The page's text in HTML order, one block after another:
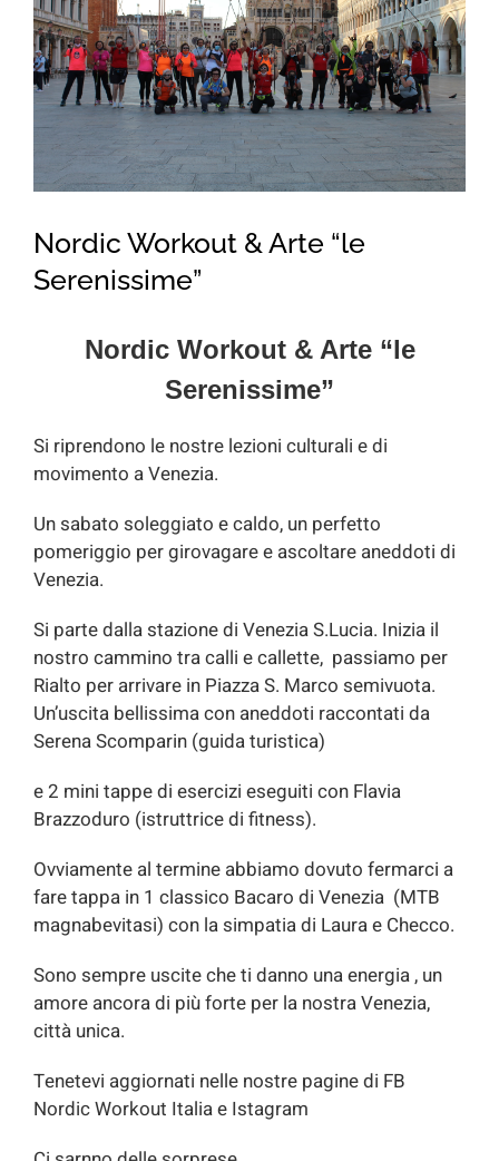
for:
Nordic Workout & Arte “le
Serenissime”
Nordic Workout & Arte “le
Serenissime”
Si riprendono le nostre lezioni culturali e di
movimento a Venezia.
Un sabato soleggiato e caldo, un perfetto
pomeriggio per girovagare e ascoltare aneddoti di
Venezia.
Si parte dalla stazione di Venezia S.Lucia. Inizia il
nostro cammino tra calli e callette, passiamo per
Rialto per arrivare in Piazza S. Marco semivuota.
Un’uscita bellissima con aneddoti raccontati da
Serena Scomparin (guida turistica)
e 2 mini tappe di esercizi eseguiti con Flavia
Brazzoduro (istruttrice di fitness).
Ovviamente al termine abbiamo dovuto fermarci a
fare tappa in 1 classico Bacaro di Venezia (MTB
magnabevitasi) con la simpatia di Laura e Checco.
Sono sempre uscite che ti danno una energia , un
amore ancora di più forte per la nostra Venezia,
città unica.
Tenetevi aggiornati nelle nostre pagine di FB
Nordic Workout Italia e Istagram